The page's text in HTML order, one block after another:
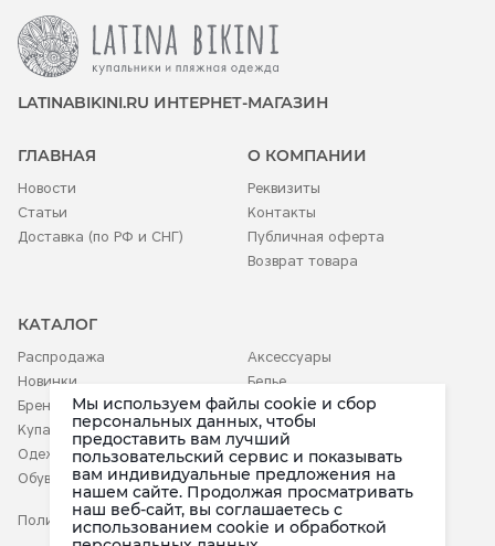
LATINABIKINI.RU ИНТЕРНЕТ-МАГАЗИН
ГЛАВНАЯ
Новости
Статьи
Доставка (по РФ и СНГ)
О КОМПАНИИ
Реквизиты
Контакты
Публичная оферта
Возврат товара
КАТАЛОГ
Распродажа
Новинки
Бренды
Купальники
Одежда
Обувь
Аксессуары
Белье
Детское
Политика конфиденциальности
Мы используем файлы cookie и сбор
персональных данных, чтобы
предоставить вам лучший
пользовательский сервис и показывать
вам индивидуальные предложения на
нашем сайте. Продолжая просматривать
наш веб-сайт, вы соглашаетесь c
использованием cookie и обработкой